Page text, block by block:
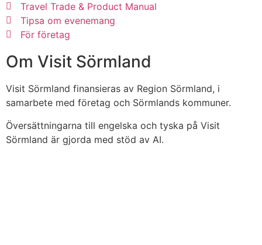
Travel Trade & Product Manual
Tipsa om evenemang
För företag
Om Visit Sörmland
Visit Sörmland finansieras av Region Sörmland, i
samarbete med företag och Sörmlands kommuner.
Översättningarna till engelska och tyska på Visit
Sörmland är gjorda med stöd av AI.